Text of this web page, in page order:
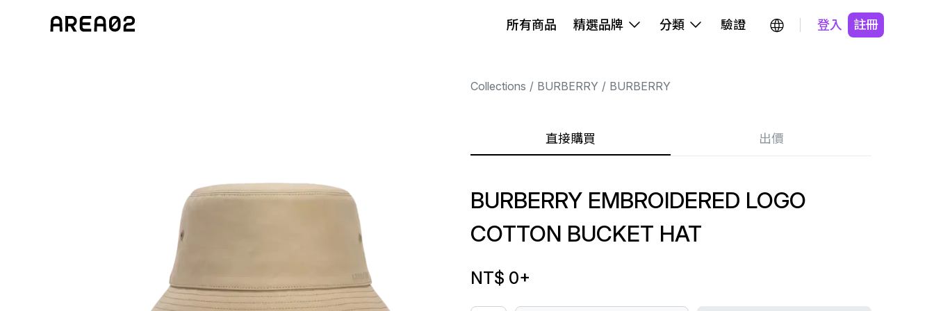
所有商品 精選品牌 分類 驗證 登入 註冊
Collections BURBERRY BURBERRY
直接購買 出價
BURBERRY EMBROIDERED LOGO
COTTON BUCKET HAT
NT$ 0+